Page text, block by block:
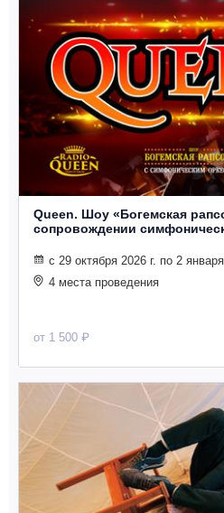
Queen. Шоу «Богемская
сопровождении
с 29 октября 2026 г. по 2 января
4 места проведения
от 1 500 ₽